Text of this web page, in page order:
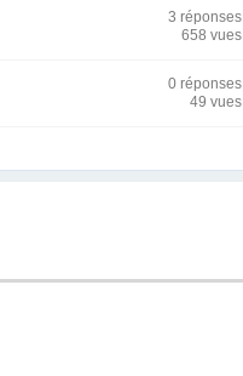
3 réponses
658 vues
0 réponses
49 vues